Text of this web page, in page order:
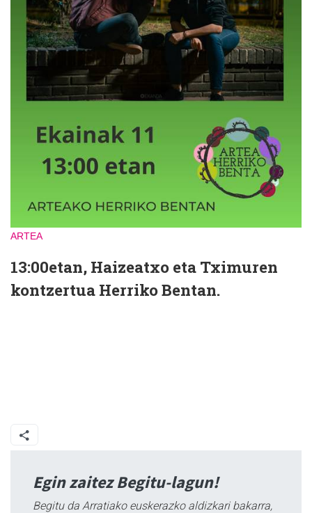
ARTEA
13:00etan, Haizeatxo eta Tximuren
kontzertua Herriko Bentan.
Egin zaitez Begitu-lagun!
Begitu da Arratiako euskerazko aldizkari bakarra,